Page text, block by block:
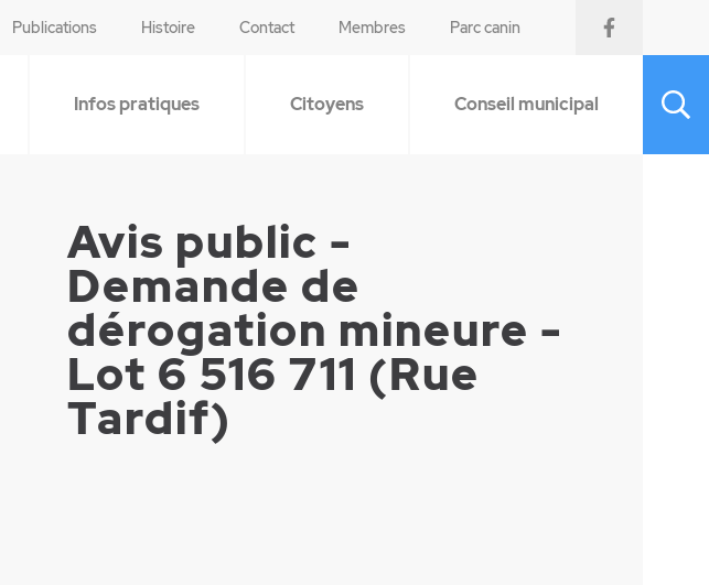
Publications Histoire Contact Membres Parc canin
Infos pratiques Citoyens Conseil municipal
Avis public -
Demande de
dérogation mineure -
Lot 6 516 711 (Rue
Tardif)